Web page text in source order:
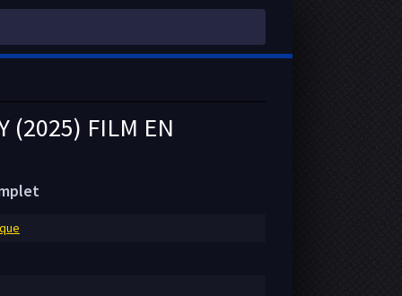
(2025) FILM EN